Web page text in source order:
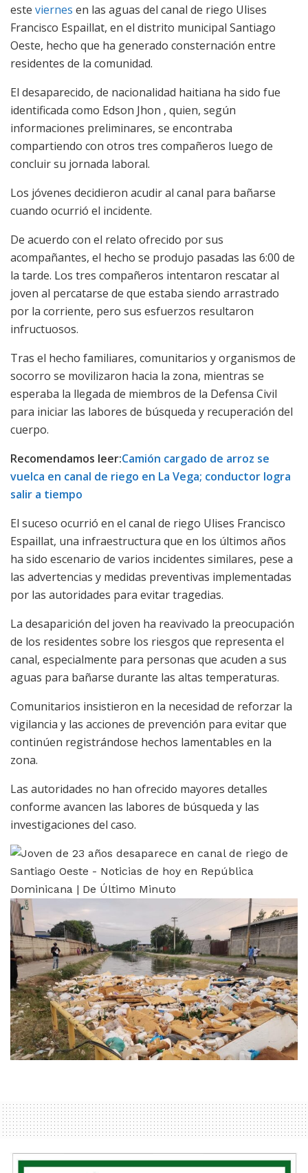
este viernes en las aguas del canal de riego Ulises
Francisco Espaillat, en el distrito municipal Santiago
Oeste, hecho que ha generado consternación entre
residentes de la comunidad.
El desaparecido, de nacionalidad haitiana ha sido fue
identificada como Edson Jhon , quien, según
informaciones preliminares, se encontraba
compartiendo con otros tres compañeros luego de
concluir su jornada laboral.
Los jóvenes decidieron acudir al canal para bañarse
cuando ocurrió el incidente.
De acuerdo con el relato ofrecido por sus
acompañantes, el hecho se produjo pasadas las 6:00 de
la tarde. Los tres compañeros intentaron rescatar al
joven al percatarse de que estaba siendo arrastrado
por la corriente, pero sus esfuerzos resultaron
infructuosos.
Tras el hecho familiares, comunitarios y organismos de
socorro se movilizaron hacia la zona, mientras se
esperaba la llegada de miembros de la Defensa Civil
para iniciar las labores de búsqueda y recuperación del
cuerpo.
Recomendamos leer:Camión cargado de arroz se
vuelca en canal de riego en La Vega; conductor logra
salir a tiempo
El suceso ocurrió en el canal de riego Ulises Francisco
Espaillat, una infraestructura que en los últimos años
ha sido escenario de varios incidentes similares, pese a
las advertencias y medidas preventivas implementadas
por las autoridades para evitar tragedias.
La desaparición del joven ha reavivado la preocupación
de los residentes sobre los riesgos que representa el
canal, especialmente para personas que acuden a sus
aguas para bañarse durante las altas temperaturas.
Comunitarios insistieron en la necesidad de reforzar la
vigilancia y las acciones de prevención para evitar que
continúen registrándose hechos lamentables en la
zona.
Las autoridades no han ofrecido mayores detalles
conforme avancen las labores de búsqueda y las
investigaciones del caso.